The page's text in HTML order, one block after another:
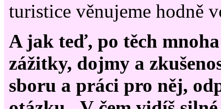
turistice věnujeme hodně
A jak teď, po těch
zážitky, dojmy a
sboru a práci pro něj,